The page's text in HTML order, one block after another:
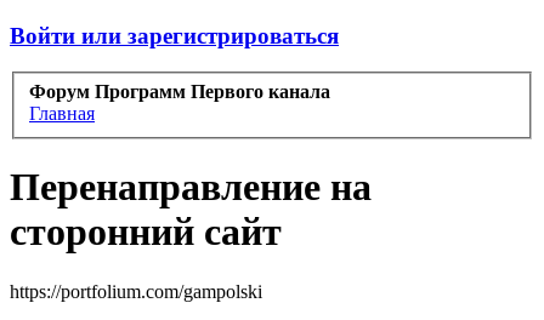
Войти или зарегистрироваться
Форум Программ Первого канала
Главная
Перенаправление на
сторонний сайт
https://portfolium.com/gampolski